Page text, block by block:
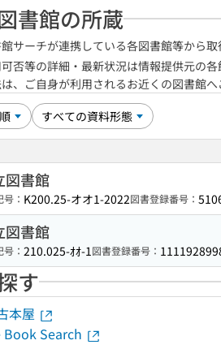
書館の所蔵
サーチが連携している各図書館等から取
否等の詳細・最新状況は情報提供元の
、ご自身が利用されるお近くの図書館
図書館
： K200.25-オオ1-2022図書登録番号：
図書館
： 210.025-ｵｵ-1図書登録番号：
す
本屋
Book Search